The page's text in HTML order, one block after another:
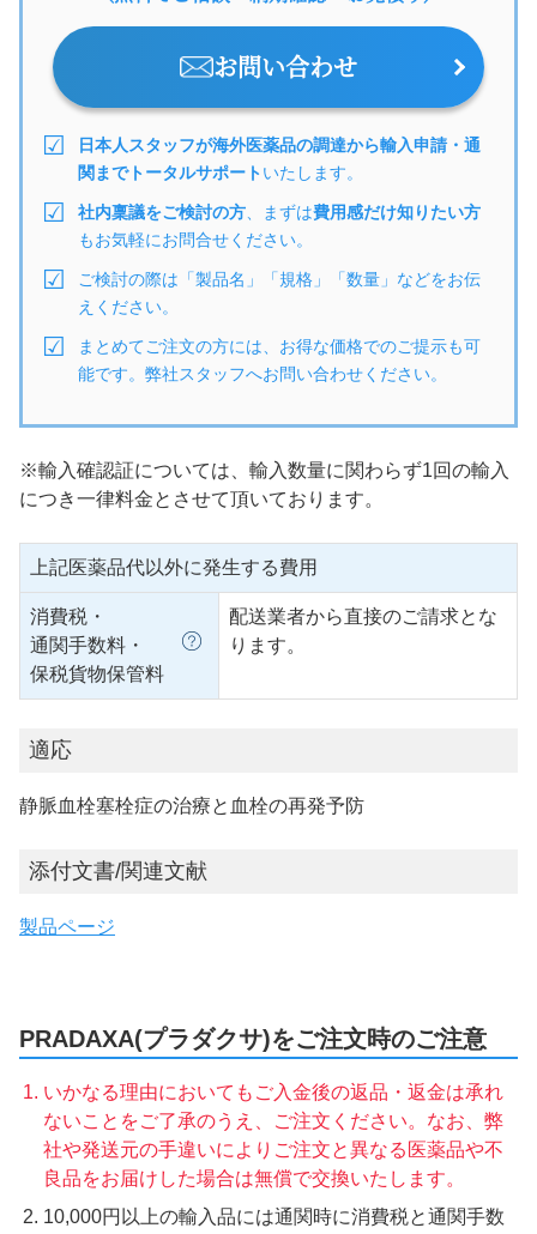
お問い合わせ
日本人スタッフが海外医薬品の調達から輸入申請・通
関までトータルサポートいたします。
社内稟議をご検討の方 、まずは費用感だけ知りたい方
もお気軽にお問合せください。
ご検討の際は「製品名」「規格」「数量」などをお伝
えください。
まとめてご注文の方には、お得な価格でのご提示も可
能です。弊社スタッフへお問い合わせください。
※輸入確認証については、輸入数量に関わらず1回の輸入
につき一律料金とさせて頂いております。
上記医薬品代以外に発生する費用
消費税・
通関手数料・
保税貨物保管料
配送業者から直接のご請求とな
ります。
適応
静脈血栓塞栓症の治療と血栓の再発予防
添付文書/関連文献
製品ページ
PRADAXA(プラダクサ)をご注文時のご注意
いかなる理由においてもご入金後の返品・返金は承れ
ないことをご了承のうえ、ご注文ください。なお、弊
社や発送元の手違いによりご注文と異なる医薬品や不
良品をお届けした場合は無償で交換いたします。
10,000円以上の輸入品には通関時に消費税と通関手数